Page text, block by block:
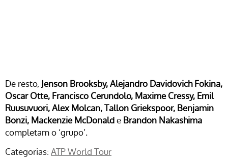
De resto, Jenson Brooksby, Alejandro Davidovich Fokina,
Oscar Otte, Francisco Cerundolo, Maxime Cressy, Emil
Ruusuvuori, Alex Molcan, Tallon Griekspoor, Benjamin
Bonzi, Mackenzie McDonalde Brandon Nakashima
completam o ‘grupo’.
Categorias: ATP World Tour